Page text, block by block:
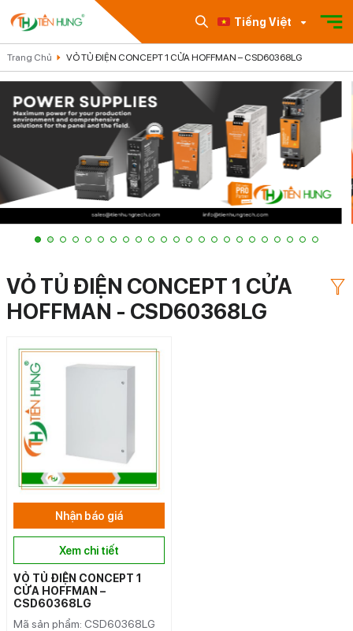
Tiếng Việt
Trang Chủ VỎ TỦ ĐIỆN CONCEPT 1 CỬA HOFFMAN – CSD60368LG
VỎ TỦ ĐIỆN CONCEPT 1 CỬA
HOFFMAN - CSD60368LG
Nhận báo giá
Xem chi tiết
VỎ TỦ ĐIỆN CONCEPT 1
CỬA HOFFMAN –
CSD60368LG
Mã sản phẩm: CSD60368LG